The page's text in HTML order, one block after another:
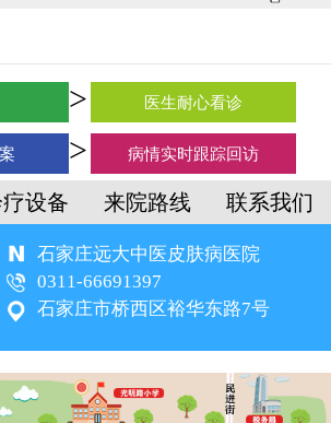
医生耐心看诊
病情实时跟踪回访
设备 来院路线 联系我们
石家庄远大中医皮肤病医院
0311-66691397
石家庄市桥西区裕华东路7号